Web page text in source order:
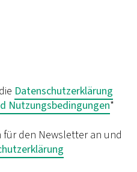
Datenschutzerklärung
Nutzungsbedingungen*
für den Newsletter an und